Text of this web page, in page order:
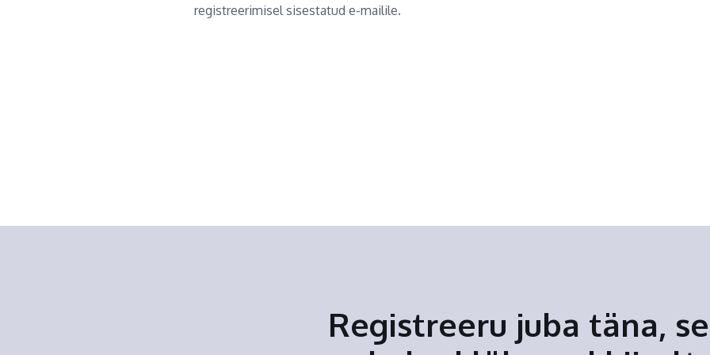
registreerimisel sisestatud e-mailile.
Registreeru juba täna,